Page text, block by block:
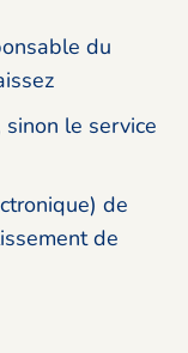
du
le service
de
de